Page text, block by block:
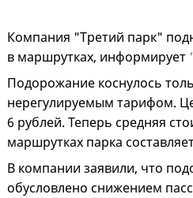
Компания "Третий парк"
в маршрутках, информирует
Подорожание коснулось
нерегулируемым тарифом.
6 рублей. Теперь средняя
маршрутках парка
В компании заявили, что
обусловлено снижением